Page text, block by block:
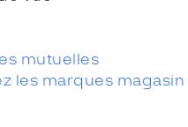
mutuelles
les marques magasin